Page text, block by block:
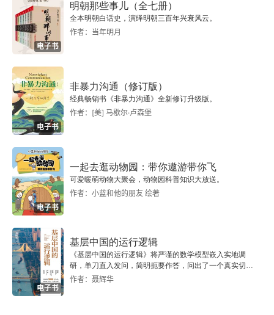
电子书
明朝那些事儿（全七册）
全本明朝白话史，演绎明朝三百年兴衰风云。
作者：当年明月
电子书
非暴力沟通（修订版）
经典畅销书《非暴力沟通》全新修订升级版。
作者：[美] 马歇尔·卢森堡
电子书
一起去逛动物园：带你遨游带你飞
可爱暖萌动物大聚会，动物园科普知识大放送。
作者：小蓝和他的朋友 绘著
电子书
基层中国的运行逻辑
《基层中国的运行逻辑》将严谨的数学模型嵌入实地调
研，单刀直入发问，简明扼要作答，问出了一个真实切近
的基层中国。
作者：聂辉华